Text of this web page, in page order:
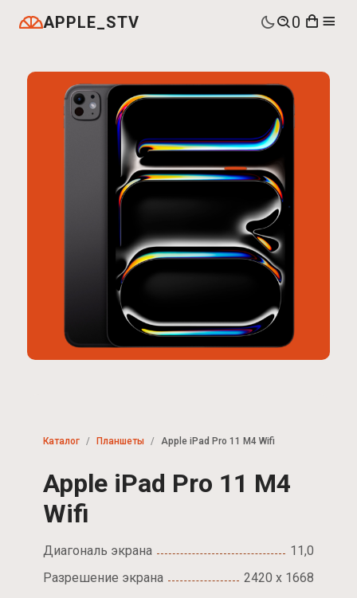
APPLE_STV 0
Каталог Планшеты Apple iPad Pro 11 M4 Wifi
Apple iPad Pro 11 M4
Wifi
Диагональ экрана
11,0
Разрешение экрана
2420 х 1668